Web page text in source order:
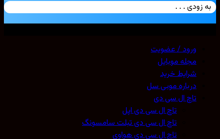
زودی . . .
ورود / عضویت
مجله موبایل
شرایط خرید
درباره موبی سل
تاچ ال سی دی
تاچ ال سی دی اپل
تاچ ال سی دی تبلت سامسونگ
تاچ ال سی دی هواوی